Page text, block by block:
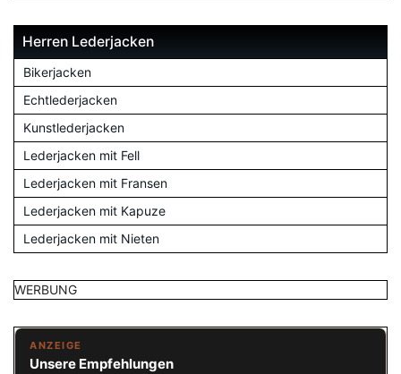
Herren Lederjacken
Bikerjacken
Echtlederjacken
Kunstlederjacken
Lederjacken mit Fell
Lederjacken mit Fransen
Lederjacken mit Kapuze
Lederjacken mit Nieten
WERBUNG
ANZEIGE
Unsere Empfehlungen